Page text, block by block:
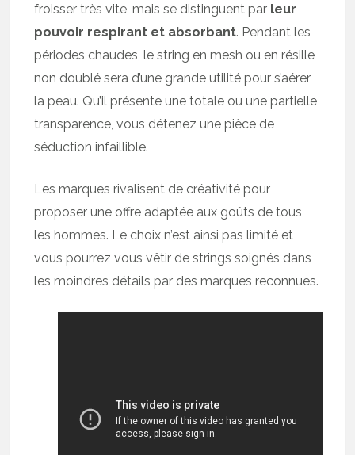
froisser très vite, mais se distinguent par leur
pouvoir respirant et absorbant. Pendant les
périodes chaudes, le string en mesh ou en résille
non doublé sera d’une grande utilité pour s’aérer
la peau. Qu’il présente une totale ou une partielle
transparence, vous détenez une pièce de
séduction infaillible.
Les marques rivalisent de créativité pour
proposer une offre adaptée aux goûts de tous
les hommes. Le choix n’est ainsi pas limité et
vous pourrez vous vêtir de strings soignés dans
les moindres détails par des marques reconnues.